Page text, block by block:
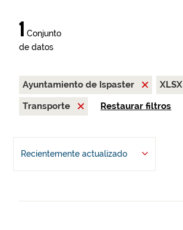
1 Conjunto
de datos
Ayuntamiento de Ispaster XLSX
Transporte
Restaurar filtros
Recientemente actualizado